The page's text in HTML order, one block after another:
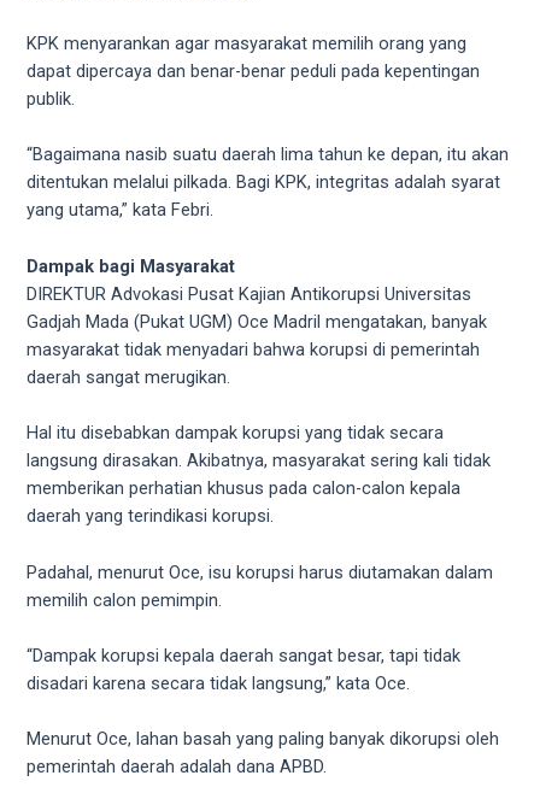
KPK menyarankan agar masyarakat memilih orang yang
dapat dipercaya dan benar-benar peduli pada kepentingan
publik.
“Bagaimana nasib suatu daerah lima tahun ke depan, itu akan
ditentukan melalui pilkada. Bagi KPK, integritas adalah syarat
yang utama,” kata Febri.
Dampak bagi Masyarakat
DIREKTUR Advokasi Pusat Kajian Antikorupsi Universitas
Gadjah Mada (Pukat UGM) Oce Madril mengatakan, banyak
masyarakat tidak menyadari bahwa korupsi di pemerintah
daerah sangat merugikan.
Hal itu disebabkan dampak korupsi yang tidak secara
langsung dirasakan. Akibatnya, masyarakat sering kali tidak
memberikan perhatian khusus pada calon-calon kepala
daerah yang terindikasi korupsi.
Padahal, menurut Oce, isu korupsi harus diutamakan dalam
memilih calon pemimpin.
“Dampak korupsi kepala daerah sangat besar, tapi tidak
disadari karena secara tidak langsung,” kata Oce.
Menurut Oce, lahan basah yang paling banyak dikorupsi oleh
pemerintah daerah adalah dana APBD.